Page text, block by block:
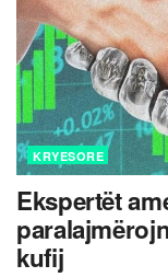
KRYESORE
Ekspertët
kufij